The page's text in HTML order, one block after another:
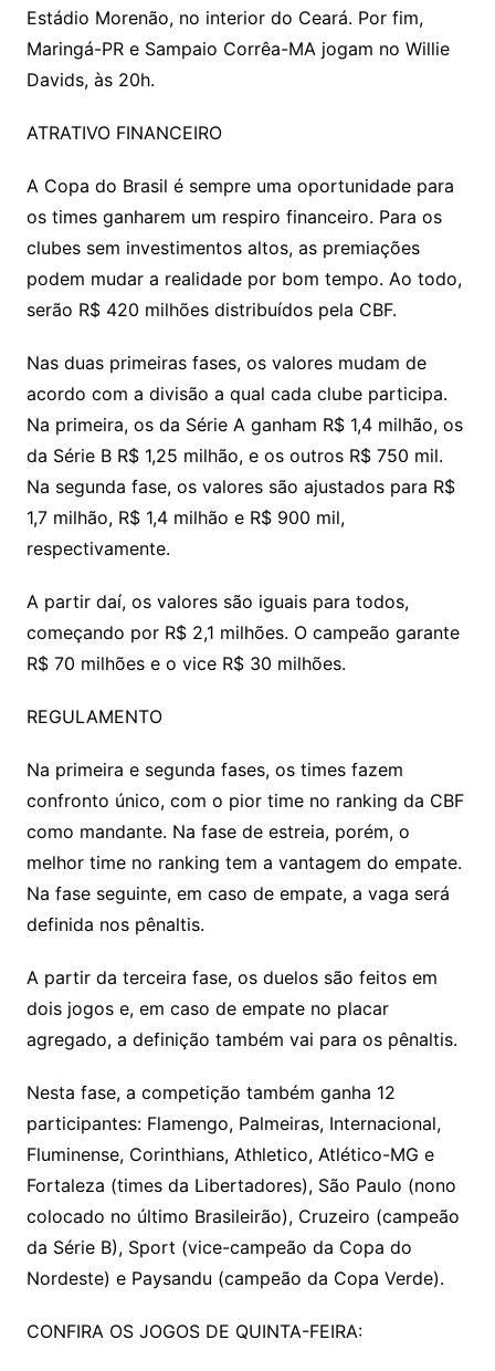
Estádio Morenão, no interior do Ceará. Por fim,
Maringá-PR e Sampaio Corrêa-MA jogam no Willie
Davids, às 20h.
ATRATIVO FINANCEIRO
A Copa do Brasil é sempre uma oportunidade para
os times ganharem um respiro financeiro. Para os
clubes sem investimentos altos, as premiações
podem mudar a realidade por bom tempo. Ao todo,
serão R$ 420 milhões distribuídos pela CBF.
Nas duas primeiras fases, os valores mudam de
acordo com a divisão a qual cada clube participa.
Na primeira, os da Série A ganham R$ 1,4 milhão, os
da Série B R$ 1,25 milhão, e os outros R$ 750 mil.
Na segunda fase, os valores são ajustados para R$
1,7 milhão, R$ 1,4 milhão e R$ 900 mil,
respectivamente.
A partir daí, os valores são iguais para todos,
começando por R$ 2,1 milhões. O campeão garante
R$ 70 milhões e o vice R$ 30 milhões.
REGULAMENTO
Na primeira e segunda fases, os times fazem
confronto único, com o pior time no ranking da CBF
como mandante. Na fase de estreia, porém, o
melhor time no ranking tem a vantagem do empate.
Na fase seguinte, em caso de empate, a vaga será
definida nos pênaltis.
A partir da terceira fase, os duelos são feitos em
dois jogos e, em caso de empate no placar
agregado, a definição também vai para os pênaltis.
Nesta fase, a competição também ganha 12
participantes: Flamengo, Palmeiras, Internacional,
Fluminense, Corinthians, Athletico, Atlético-MG e
Fortaleza (times da Libertadores), São Paulo (nono
colocado no último Brasileirão), Cruzeiro (campeão
da Série B), Sport (vice-campeão da Copa do
Nordeste) e Paysandu (campeão da Copa Verde).
CONFIRA OS JOGOS DE QUINTA-FEIRA: